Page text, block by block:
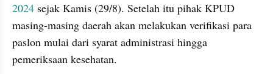
2024 sejak Kamis (29/8). Setelah itu pihak KPUD
masing-masing daerah akan melakukan verifikasi para
paslon mulai dari syarat administrasi hingga
pemeriksaan kesehatan.